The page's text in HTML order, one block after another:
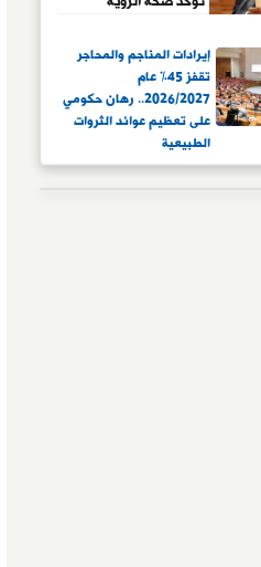
إيرادات المناجم والمحاجر
تقفز 45% عام
2026/2027.. رهان حكومي
على تعظيم عوائد الثروات
الطبيعية